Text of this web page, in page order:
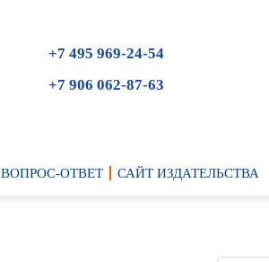
+7 495 969-24-54
+7 906 062-87-63
ВОПРОС-ОТВЕТ САЙТ ИЗДАТЕЛЬСТВА